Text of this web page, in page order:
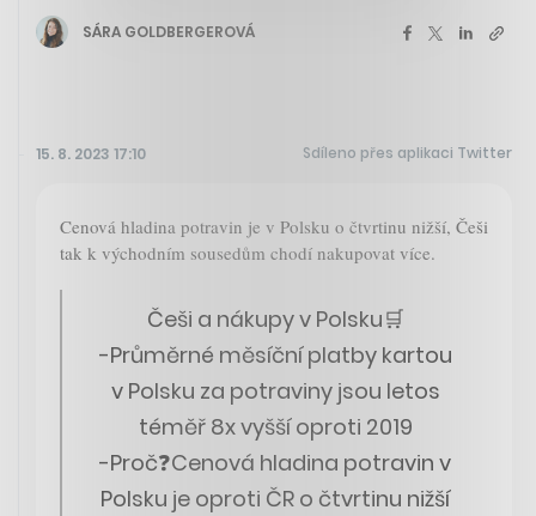
SÁRA GOLDBERGEROVÁ
15. 8. 2023 17:10 Sdíleno přes aplikaci Twitter
Cenová hladina potravin je v Polsku o čtvrtinu nižší, Češi
tak k východním sousedům chodí nakupovat více.
Češi a nákupy v Polsku🛒
-Průměrné měsíční platby kartou
v Polsku za potraviny jsou letos
téměř 8x vyšší oproti 2019
-Proč❓Cenová hladina potravin v
Polsku je oproti ČR o čtvrtinu nižší